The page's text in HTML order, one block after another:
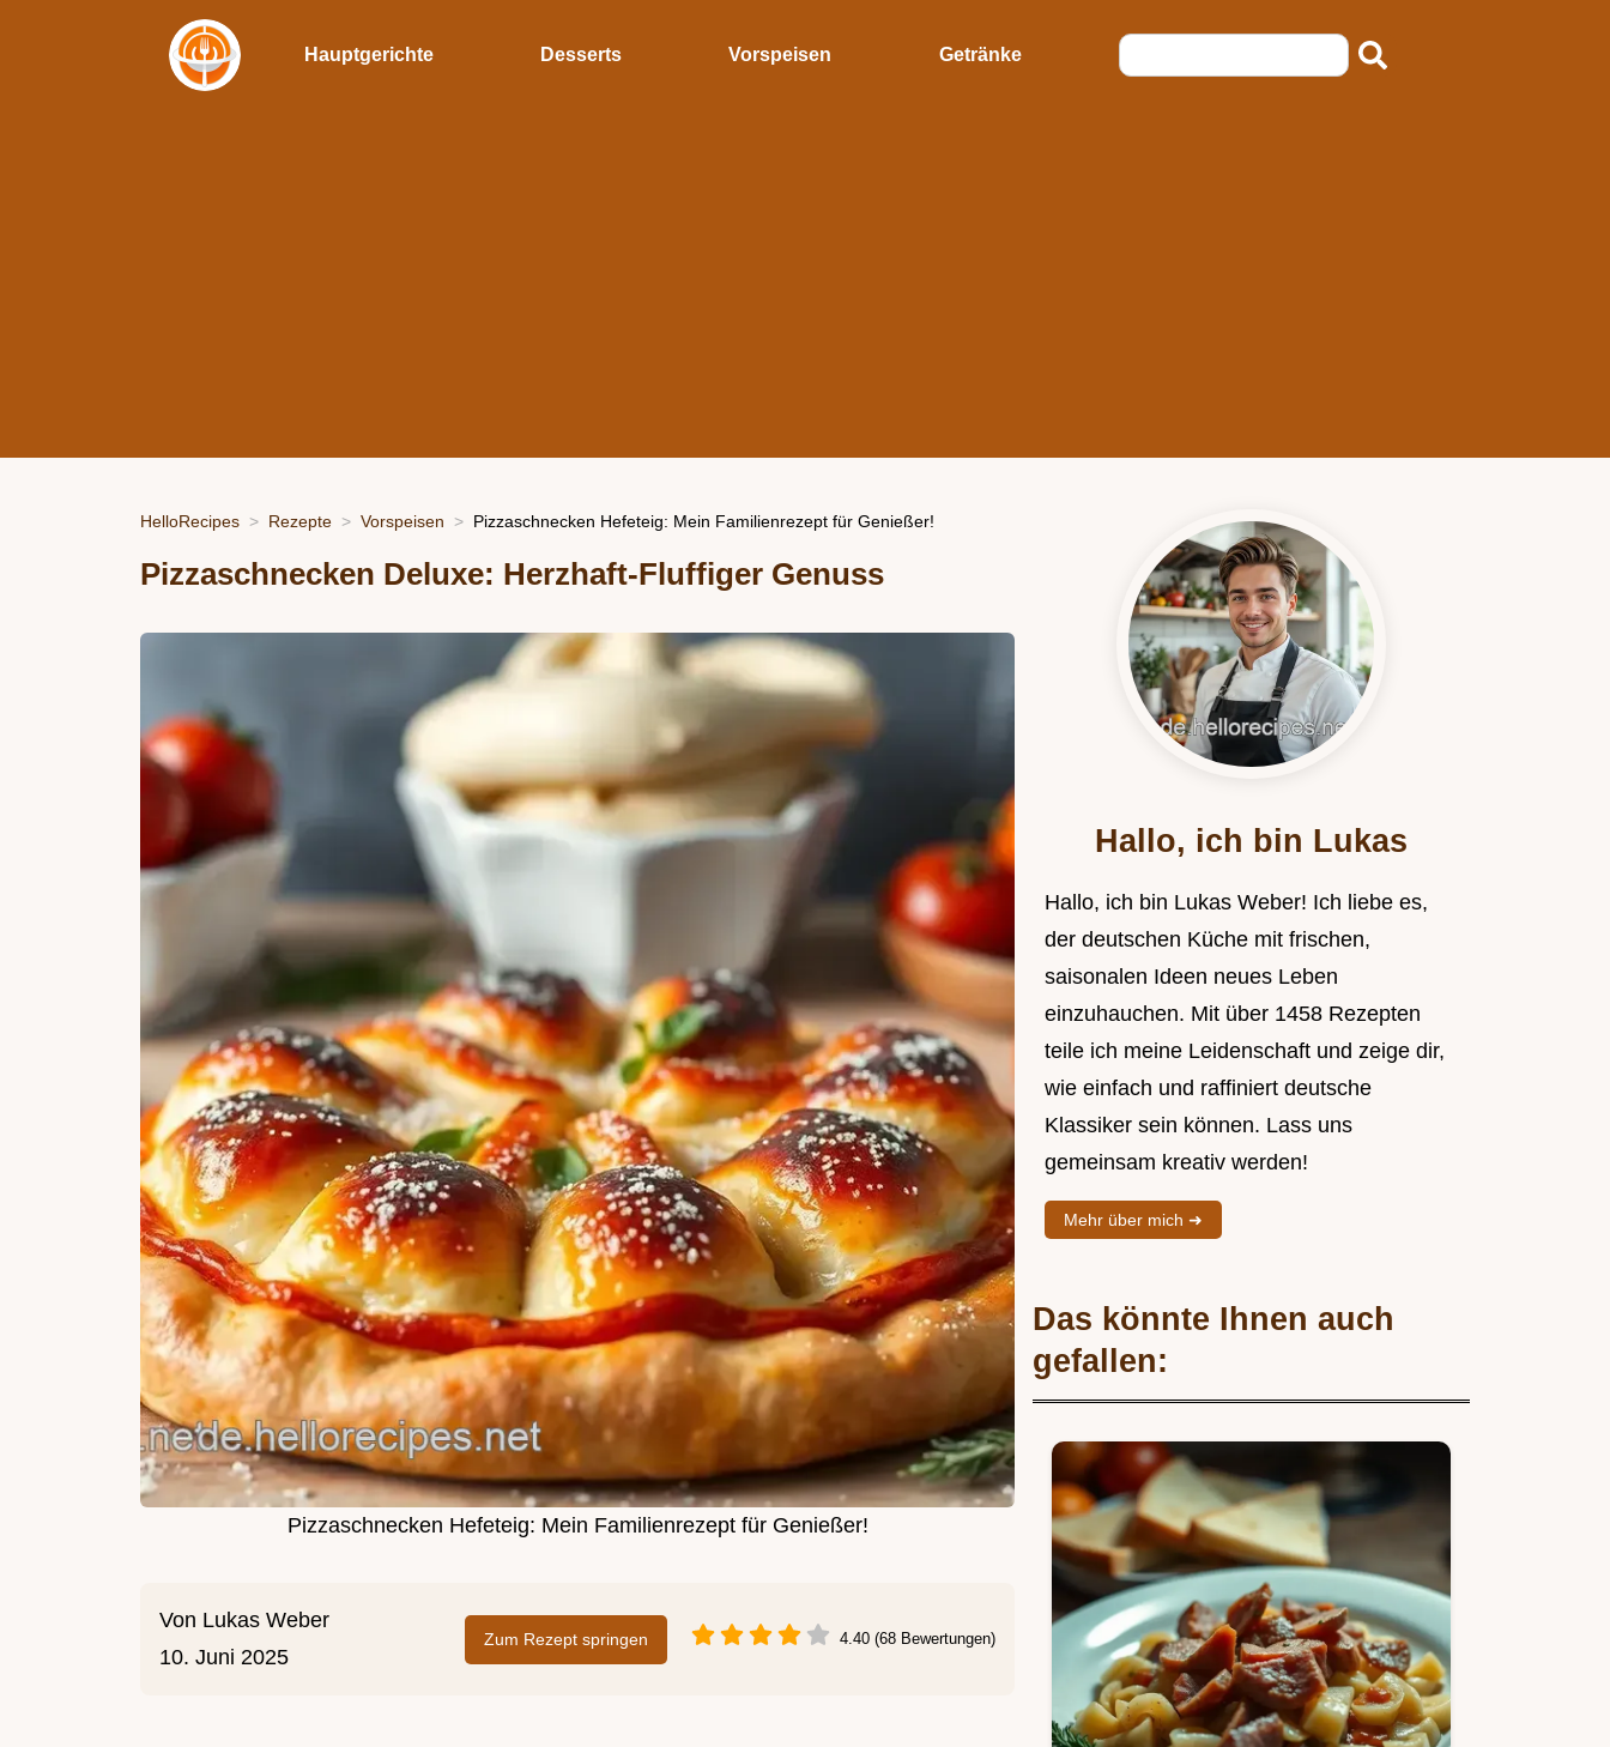
Hauptgerichte Desserts Vorspeisen Getränke
HelloRecipes Rezepte Vorspeisen Pizzaschnecken Hefeteig: Mein Familienrezept für Genießer!
Pizzaschnecken Deluxe: Herzhaft-Fluffiger Genuss
Pizzaschnecken Hefeteig: Mein Familienrezept für Genießer!
Von Lukas Weber
10. Juni 2025
Zum Rezept springen 4.40 (68 Bewertungen)
Hallo, ich bin Lukas
Hallo, ich bin Lukas Weber! Ich liebe es,
der deutschen Küche mit frischen,
saisonalen Ideen neues Leben
einzuhauchen. Mit über 1458 Rezepten
teile ich meine Leidenschaft und zeige dir,
wie einfach und raffiniert deutsche
Klassiker sein können. Lass uns
gemeinsam kreativ werden!
Mehr über mich ➜
Das könnte Ihnen auch
gefallen: